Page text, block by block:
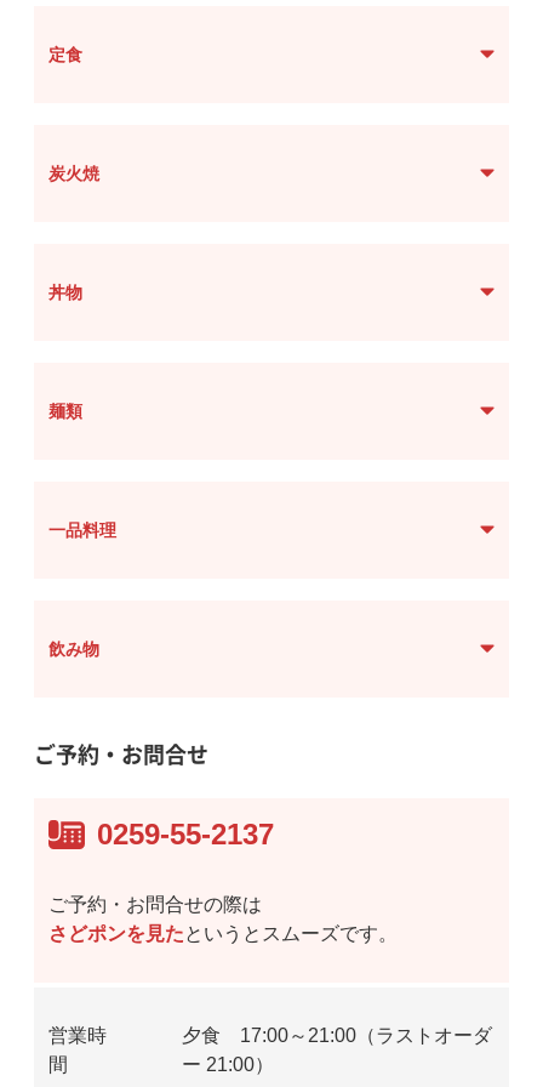
定食
炭火焼
丼物
麺類
一品料理
飲み物
ご予約・お問合せ
0259-55-2137
ご予約・お問合せの際は
さどポンを見たというとスムーズです。
営業時
間
夕食 17:00～21:00（ラストオーダ
ー 21:00）